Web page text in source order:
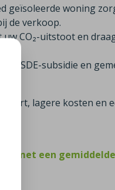
geïsoleerde woning
de verkoop.
CO₂-uitstoot en
de ISDE-subsidie en
lagere kosten en
met een